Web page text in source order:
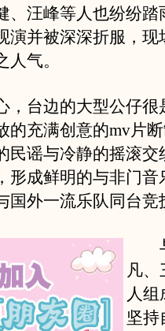
、汪峰等人也纷纷踏
演并被深深折服，现
气。
台边的大型公仔很
的充满创意的mv片
民谣与冷静的摇滚交
形成鲜明的与非门音
国外一流乐队同台竞
与
凡
人
坚持